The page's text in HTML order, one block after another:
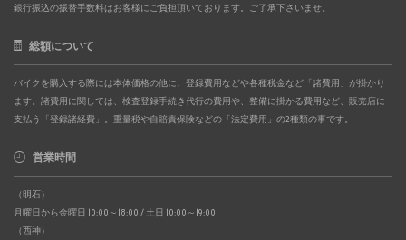
銀行振込の振替手数料はお客様にご負担頂いております。ご了承下さいませ。
総額について
バイクを購入する際には本体価格の他に、登録費用などや各種税金など「諸費用」が掛かり
ます。諸費用に関しては、検査登録手続き代行の費用や、整備に掛かる費用など、販売店に
支払う「登録諸経費」。重量税や自賠責保険などの「法定費用」の2種類の事です。
営業時間
（明石）
月曜日から金曜日 10:00～18:00 / 土日 10:00～19:00
（西神）